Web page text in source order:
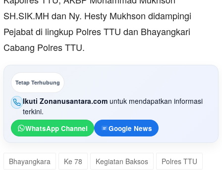
SH.SIK.MH dan Ny. Hesty Mukhson didampingi
Pejabat di lingkup Polres TTU dan Bhayangkari
Cabang Polres TTU.
Tetap Terhubung
Ikuti Zonanusantara.com untuk mendapatkan informasi
terkini.
WhatsApp Channel Google News
Bhayangkara Ke 78 Kegiatan Baksos Polres TTU